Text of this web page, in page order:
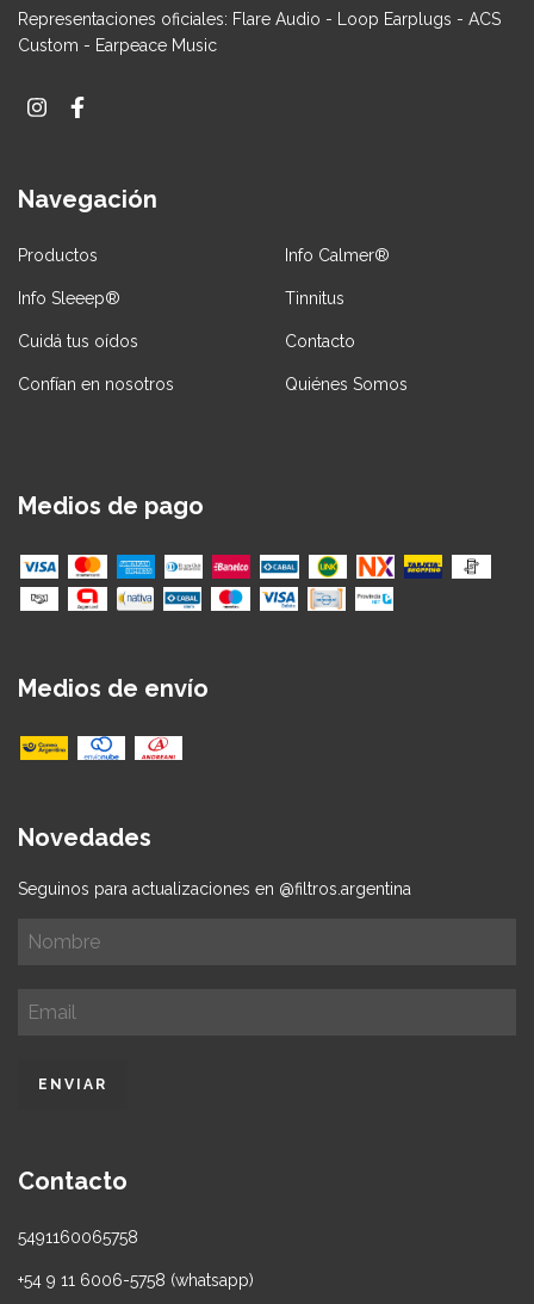
Representaciones oficiales: Flare Audio - Loop Earplugs - ACS
Custom - Earpeace Music
Navegación
Productos Info Calmer®
Info Sleeep® Tinnitus
Cuidá tus oídos Contacto
Confían en nosotros Quiénes Somos
Medios de pago
Medios de envío
Novedades
Seguinos para actualizaciones en @filtros.argentina
Contacto
5491160065758
+54 9 11 6006-5758 (whatsapp)